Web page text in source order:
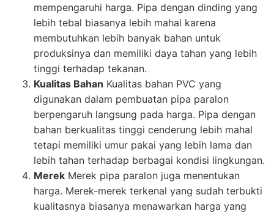
mempengaruhi harga. Pipa dengan dinding yang
lebih tebal biasanya lebih mahal karena
membutuhkan lebih banyak bahan untuk
produksinya dan memiliki daya tahan yang lebih
tinggi terhadap tekanan.
Kualitas Bahan Kualitas bahan PVC yang
digunakan dalam pembuatan pipa paralon
berpengaruh langsung pada harga. Pipa dengan
bahan berkualitas tinggi cenderung lebih mahal
tetapi memiliki umur pakai yang lebih lama dan
lebih tahan terhadap berbagai kondisi lingkungan.
Merek Merek pipa paralon juga menentukan
harga. Merek-merek terkenal yang sudah terbukti
kualitasnya biasanya menawarkan harga yang